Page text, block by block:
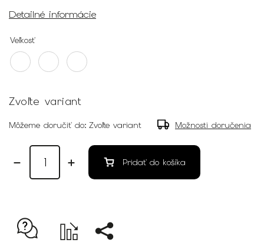
Detailné informácie
Veľkosť
Zvoľte variant
Môžeme doručiť do: Zvoľte variant Možnosti doručenia
Pridať do košíka